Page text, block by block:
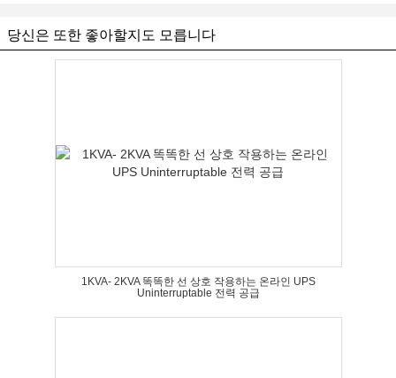
당신은 또한 좋아할지도 모릅니다
1KVA- 2KVA 똑똑한 선 상호 작용하는 온라인 UPS
Uninterruptable 전력 공급